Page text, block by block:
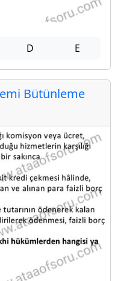
D E
Bütünleme